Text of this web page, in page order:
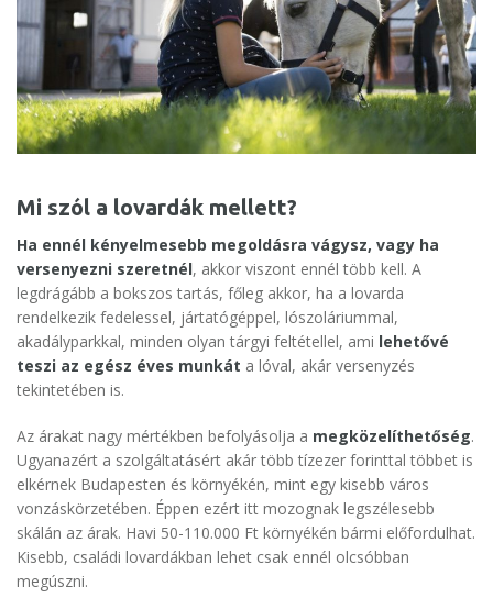
Mi szól a lovardák mellett?
Ha ennél kényelmesebb megoldásra vágysz, vagy ha
versenyezni szeretnél, akkor viszont ennél több kell. A
legdrágább a bokszos tartás, főleg akkor, ha a lovarda
rendelkezik fedelessel, jártatógéppel, lószoláriummal,
akadályparkkal, minden olyan tárgyi feltétellel, ami lehetővé
teszi az egész éves munkát a lóval, akár versenyzés
tekintetében is.
Az árakat nagy mértékben befolyásolja a megközelíthetőség.
Ugyanazért a szolgáltatásért akár több tízezer forinttal többet is
elkérnek Budapesten és környékén, mint egy kisebb város
vonzáskörzetében. Éppen ezért itt mozognak legszélesebb
skálán az árak. Havi 50-110.000 Ft környékén bármi előfordulhat.
Kisebb, családi lovardákban lehet csak ennél olcsóbban
megúszni.